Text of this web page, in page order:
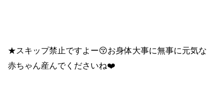
★スキップ禁止ですよー😚お身体大事に無事に元気な
赤ちゃん産んでくださいね❤️